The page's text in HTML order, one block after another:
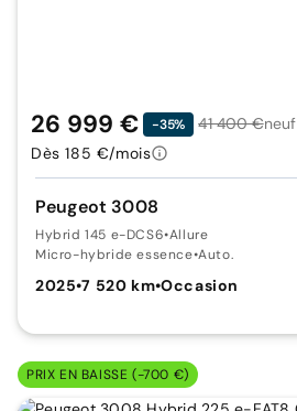
Peugeot 3008
Hybrid 145 e-DCS6•Allure
Micro-hybride essence•Auto.
2025•7 520 km•Occasion
26 999 € -35% 41 400 €neuf
Dès 185 €/mois
PRIX EN BAISSE (-700 €)